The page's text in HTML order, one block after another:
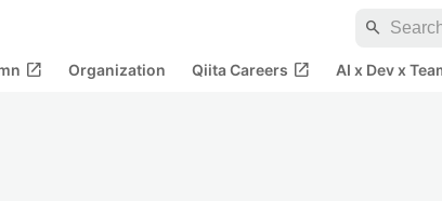
search
open_in_new Organization Qiita Careers open_in_new AI x Dev x